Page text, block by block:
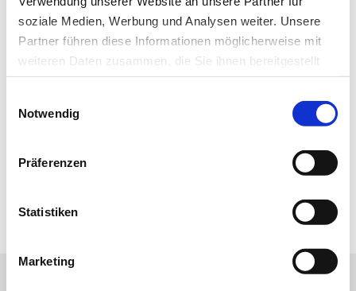
soziale Medien, Werbung und Analysen weiter. Unsere
Partner führen diese Informationen möglicherweise mit
weiteren Daten zusammen, die Sie ihnen bereitgestellt
haben oder die sie im Rahmen Ihrer Nutzung der Dienste
Notwendig
Präferenzen
Statistiken
Marketing
Ich habe die Hinweise zumDatenschutzgelesen.*